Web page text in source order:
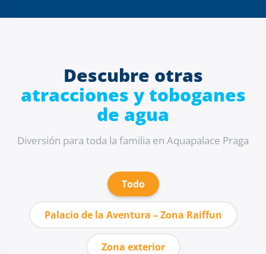
Descubre otras
atracciones y toboganes
de agua
Diversión para toda la familia en Aquapalace Praga
Todo
Palacio de la Aventura – Zona Raiffun
Zona exterior